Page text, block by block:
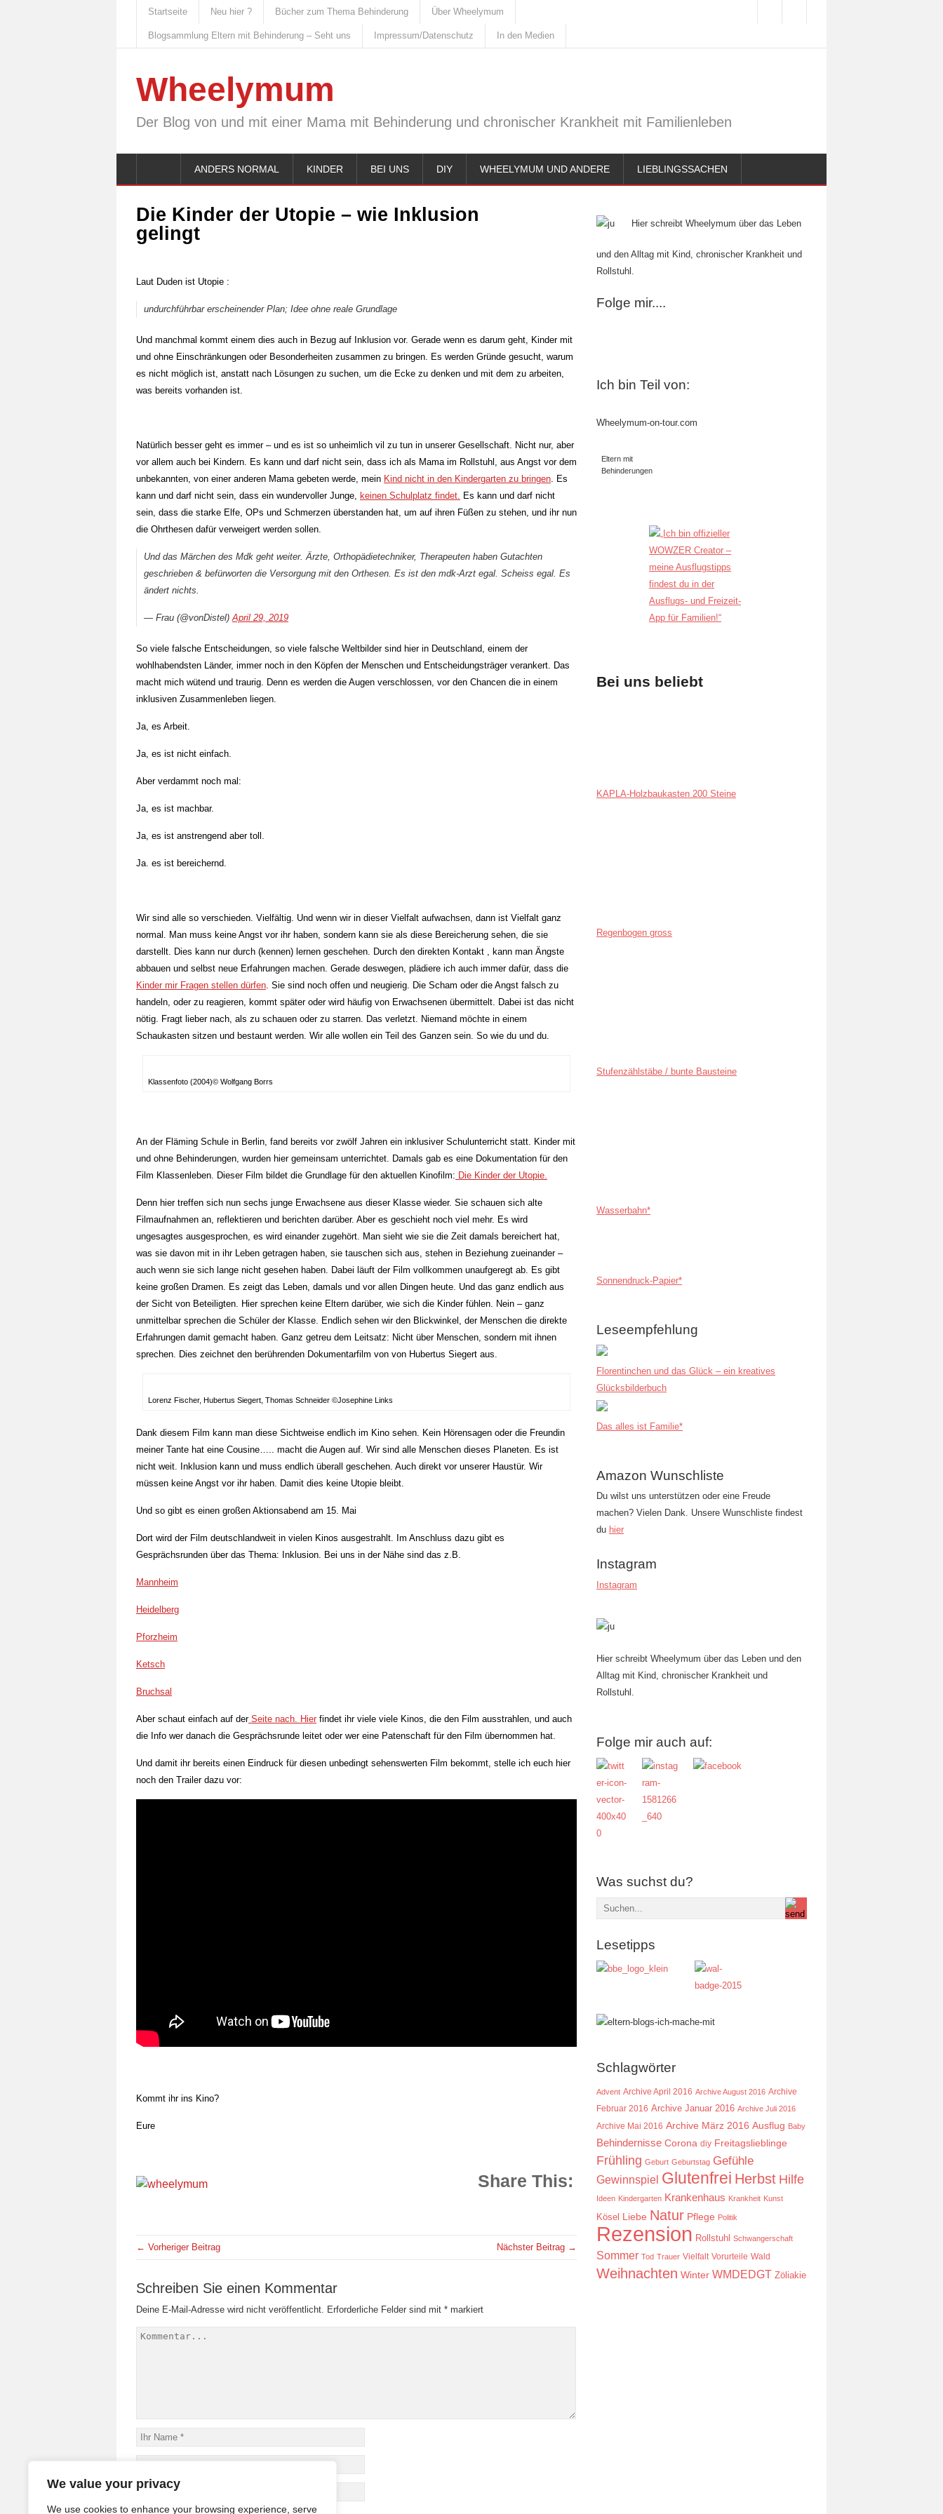
We value your privacy
We use cookies to enhance your browsing experience, serve
Startseite Neu hier ? Bücher zum Thema Behinderung Über Wheelymum
Blogsammlung Eltern mit Behinderung – Seht uns Impressum/Datenschutz In den Medien
Wheelymum
Der Blog von und mit einer Mama mit Behinderung und chronischer Krankheit mit Familienleben
ANDERS NORMAL KINDER BEI UNS DIY WHEELYMUM UND ANDERE LIEBLINGSSACHEN
Die Kinder der Utopie – wie Inklusion
gelingt
Laut Duden ist Utopie :
undurchführbar erscheinender Plan; Idee ohne reale Grundlage
Und manchmal kommt einem dies auch in Bezug auf Inklusion vor. Gerade wenn es darum geht, Kinder mit
und ohne Einschränkungen oder Besonderheiten zusammen zu bringen. Es werden Gründe gesucht, warum
es nicht möglich ist, anstatt nach Lösungen zu suchen, um die Ecke zu denken und mit dem zu arbeiten,
was bereits vorhanden ist.
Natürlich besser geht es immer – und es ist so unheimlich vil zu tun in unserer Gesellschaft. Nicht nur, aber
vor allem auch bei Kindern. Es kann und darf nicht sein, dass ich als Mama im Rollstuhl, aus Angst vor dem
unbekannten, von einer anderen Mama gebeten werde, mein Kind nicht in den Kindergarten zu bringen. Es
kann und darf nicht sein, dass ein wundervoller Junge, keinen Schulplatz findet. Es kann und darf nicht
sein, dass die starke Elfe, OPs und Schmerzen überstanden hat, um auf ihren Füßen zu stehen, und ihr nun
die Ohrthesen dafür verweigert werden sollen.
Und das Märchen des Mdk geht weiter. Ärzte, Orthopädietechniker, Therapeuten haben Gutachten
geschrieben & befürworten die Versorgung mit den Orthesen. Es ist den mdk-Arzt egal. Scheiss egal. Es
ändert nichts.
— Frau (@vonDistel)April 29, 2019
So viele falsche Entscheidungen, so viele falsche Weltbilder sind hier in Deutschland, einem der
wohlhabendsten Länder, immer noch in den Köpfen der Menschen und Entscheidungsträger verankert. Das
macht mich wütend und traurig. Denn es werden die Augen verschlossen, vor den Chancen die in einem
inklusiven Zusammenleben liegen.
Ja, es Arbeit.
Ja, es ist nicht einfach.
Aber verdammt noch mal:
Ja, es ist machbar.
Ja, es ist anstrengend aber toll.
Ja. es ist bereichernd.
Wir sind alle so verschieden. Vielfältig. Und wenn wir in dieser Vielfalt aufwachsen, dann ist Vielfalt ganz
normal. Man muss keine Angst vor ihr haben, sondern kann sie als diese Bereicherung sehen, die sie
darstellt. Dies kann nur durch (kennen) lernen geschehen. Durch den direkten Kontakt , kann man Ängste
abbauen und selbst neue Erfahrungen machen. Gerade deswegen, plädiere ich auch immer dafür, dass die
Kinder mir Fragen stellen dürfen. Sie sind noch offen und neugierig. Die Scham oder die Angst falsch zu
handeln, oder zu reagieren, kommt später oder wird häufig von Erwachsenen übermittelt. Dabei ist das nicht
nötig. Fragt lieber nach, als zu schauen oder zu starren. Das verletzt. Niemand möchte in einem
Schaukasten sitzen und bestaunt werden. Wir alle wollen ein Teil des Ganzen sein. So wie du und du.
Klassenfoto (2004)© Wolfgang Borrs
An der Fläming Schule in Berlin, fand bereits vor zwölf Jahren ein inklusiver Schulunterricht statt. Kinder mit
und ohne Behinderungen, wurden hier gemeinsam unterrichtet. Damals gab es eine Dokumentation für den
Film Klassenleben. Dieser Film bildet die Grundlage für den aktuellen Kinofilm: Die Kinder der Utopie.
Denn hier treffen sich nun sechs junge Erwachsene aus dieser Klasse wieder. Sie schauen sich alte
Filmaufnahmen an, reflektieren und berichten darüber. Aber es geschieht noch viel mehr. Es wird
ungesagtes ausgesprochen, es wird einander zugehört. Man sieht wie sie die Zeit damals bereichert hat,
was sie davon mit in ihr Leben getragen haben, sie tauschen sich aus, stehen in Beziehung zueinander –
auch wenn sie sich lange nicht gesehen haben. Dabei läuft der Film vollkommen unaufgeregt ab. Es gibt
keine großen Dramen. Es zeigt das Leben, damals und vor allen Dingen heute. Und das ganz endlich aus
der Sicht von Beteiligten. Hier sprechen keine Eltern darüber, wie sich die Kinder fühlen. Nein – ganz
unmittelbar sprechen die Schüler der Klasse. Endlich sehen wir den Blickwinkel, der Menschen die direkte
Erfahrungen damit gemacht haben. Ganz getreu dem Leitsatz: Nicht über Menschen, sondern mit ihnen
sprechen. Dies zeichnet den berührenden Dokumentarfilm von von Hubertus Siegert aus.
Lorenz Fischer, Hubertus Siegert, Thomas Schneider ©Josephine Links
Dank diesem Film kann man diese Sichtweise endlich im Kino sehen. Kein Hörensagen oder die Freundin
meiner Tante hat eine Cousine….. macht die Augen auf. Wir sind alle Menschen dieses Planeten. Es ist
nicht weit. Inklusion kann und muss endlich überall geschehen. Auch direkt vor unserer Haustür. Wir
müssen keine Angst vor ihr haben. Damit dies keine Utopie bleibt.
Und so gibt es einen großen Aktionsabend am 15. Mai
Dort wird der Film deutschlandweit in vielen Kinos ausgestrahlt. Im Anschluss dazu gibt es
Gesprächsrunden über das Thema: Inklusion. Bei uns in der Nähe sind das z.B.
Mannheim
Heidelberg
Pforzheim
Ketsch
Bruchsal
Aber schaut einfach auf derSeite nach. Hier findet ihr viele viele Kinos, die den Film ausstrahlen, und auch
die Info wer danach die Gesprächsrunde leitet oder wer eine Patenschaft für den Film übernommen hat.
Und damit ihr bereits einen Eindruck für diesen unbedingt sehenswerten Film bekommt, stelle ich euch hier
noch den Trailer dazu vor:
Kommt ihr ins Kino?
Eure
Share This:
← Vorheriger Beitrag Nächster Beitrag →
Schreiben Sie einen Kommentar
Deine E-Mail-Adresse wird nicht veröffentlicht. Erforderliche Felder sind mit * markiert
Hier schreibt Wheelymum über das Leben
und den Alltag mit Kind, chronischer Krankheit und
Rollstuhl.
Folge mir....
Ich bin Teil von:
Wheelymum-on-tour.com
Eltern mit
Behinderungen
Bei uns beliebt
KAPLA-Holzbaukasten 200 Steine
Regenbogen gross
Stufenzählstäbe / bunte Bausteine
Wasserbahn*
Sonnendruck-Papier*
Leseempfehlung
Florentinchen und das Glück – ein kreatives
Glücksbilderbuch
Das alles ist Familie*
Amazon Wunschliste
Du wilst uns unterstützen oder eine Freude
machen? Vielen Dank. Unsere Wunschliste findest
du hier
Instagram
Instagram
Hier schreibt Wheelymum über das Leben und den
Alltag mit Kind, chronischer Krankheit und
Rollstuhl.
Folge mir auch auf:
Was suchst du?
Lesetipps
Schlagwörter
Advent Archive April 2016 Archive August 2016 Archive
Februar 2016 Archive Januar 2016 Archive Juli 2016
Archive Mai 2016 Archive März 2016 Ausflug Baby
Behindernisse Corona diy Freitagslieblinge
Frühling Geburt Geburtstag Gefühle
Gewinnspiel Glutenfrei Herbst Hilfe
Ideen Kindergarten Krankenhaus Krankheit Kunst
Kösel Liebe Natur Pflege Politik
Rezension Rollstuhl Schwangerschaft
Sommer Tod Trauer Vielfalt Vorurteile Wald
Weihnachten Winter WMDEDGT Zöliakie